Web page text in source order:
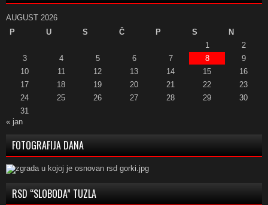
AUGUST 2026
P
U S Č P S
N
1
2
3
4 5 6 7 8
9
10
11 12 13 14 15
16
17
18 19 20 21 22
23
24
25 26 27 28 29
30
31
« jan
FOTOGRAFIJA DANA
RSD “SLOBODA” TUZLA